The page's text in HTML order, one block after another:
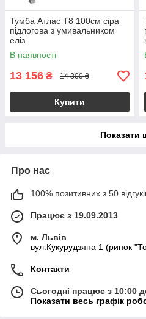
Тумба Атлас Т8 100см сіра
підлогова з умивальником
еліз
В наявності
13 156 ₴ 14 300 ₴
Купити
Показати
Про нас
100% позитивних з 50
Працює з 19.09.2013
м. Львів
вул.Кукурудзяна 1 (ринок
Контакти
Сьогодні працює з 10:00
Показати весь графік